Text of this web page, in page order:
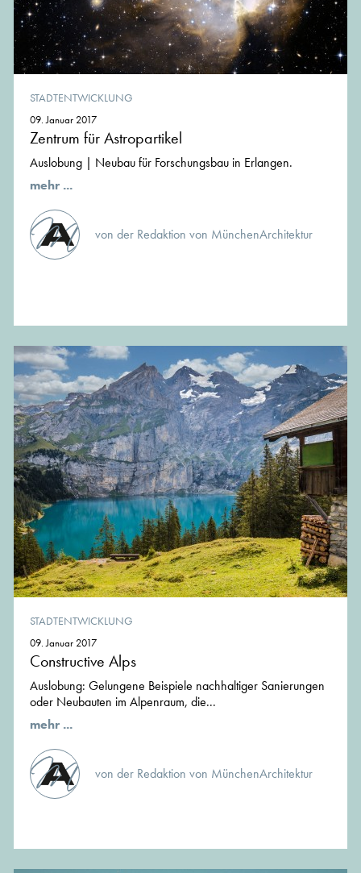
STADTENTWICKLUNG
09. Januar 2017
Zentrum für Astropartikel
Auslobung | Neubau für Forschungsbau in Erlangen.
mehr ...
von der Redaktion von MünchenArchitektur
STADTENTWICKLUNG
09. Januar 2017
Constructive Alps
Auslobung: Gelungene Beispiele nachhaltiger Sanierungen
oder Neubauten im Alpenraum, die...
mehr ...
von der Redaktion von MünchenArchitektur